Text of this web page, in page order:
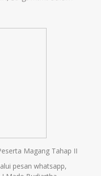
Magang Tahap II
pesan whatsapp,